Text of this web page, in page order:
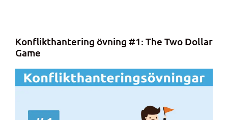
Konflikthantering övning #1: The Two Dollar
Game